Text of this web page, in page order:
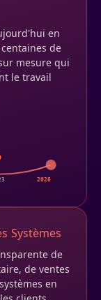
en
de
mesure qui
le travail
2026
Systèmes
de
de ventes
en